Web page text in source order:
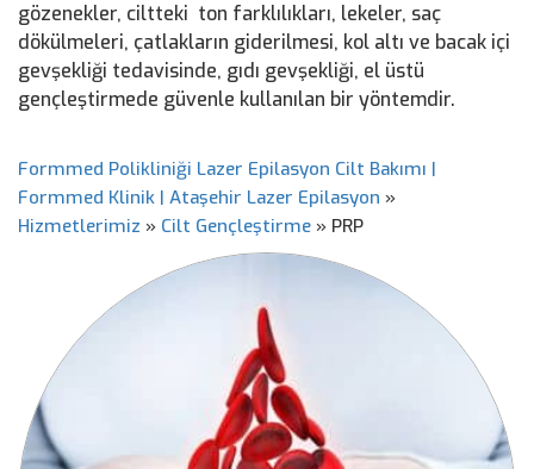
gözenekler, ciltteki ton farklılıkları, lekeler, saç
dökülmeleri, çatlakların giderilmesi, kol altı ve bacak içi
gevşekliği tedavisinde, gıdı gevşekliği, el üstü
gençleştirmede güvenle kullanılan bir yöntemdir.
Formmed Polikliniği Lazer Epilasyon Cilt Bakımı |
Formmed Klinik | Ataşehir Lazer Epilasyon »
Hizmetlerimiz » Cilt Gençleştirme » PRP